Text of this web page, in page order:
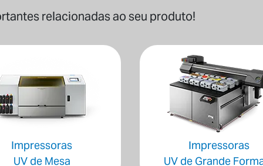
relacionadas ao seu produto!
Impressoras
UV de Mesa
Impressoras
UV de Grande